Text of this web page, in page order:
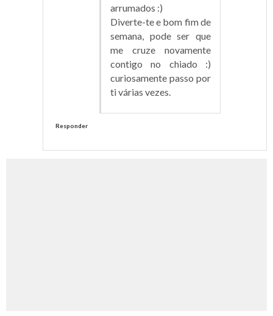
arrumados :)
Diverte-te e bom fim de
semana, pode ser que
me cruze novamente
contigo no chiado :)
curiosamente passo por
ti várias vezes.
Responder